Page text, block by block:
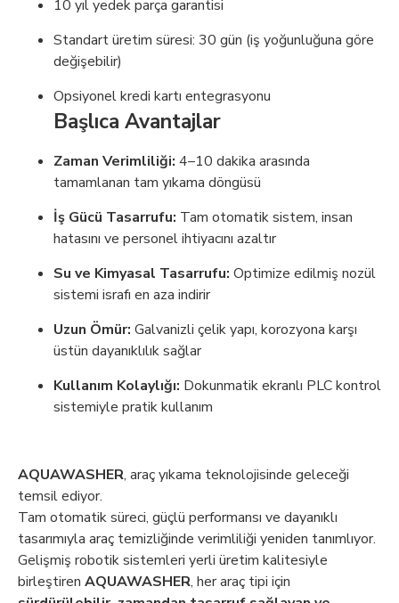
10 yıl yedek parça garantisi
Standart üretim süresi: 30 gün (iş yoğunluğuna göre
değişebilir)
Opsiyonel kredi kartı entegrasyonu
Başlıca Avantajlar
Zaman Verimliliği: 4–10 dakika arasında
tamamlanan tam yıkama döngüsü
İş Gücü Tasarrufu: Tam otomatik sistem, insan
hatasını ve personel ihtiyacını azaltır
Su ve Kimyasal Tasarrufu: Optimize edilmiş nozül
sistemi israfı en aza indirir
Uzun Ömür: Galvanizli çelik yapı, korozyona karşı
üstün dayanıklılık sağlar
Kullanım Kolaylığı: Dokunmatik ekranlı PLC kontrol
sistemiyle pratik kullanım
AQUAWASHER, araç yıkama teknolojisinde geleceği
temsil ediyor.
Tam otomatik süreci, güçlü performansı ve dayanıklı
tasarımıyla araç temizliğinde verimliliği yeniden tanımlıyor.
Gelişmiş robotik sistemleri yerli üretim kalitesiyle
birleştiren AQUAWASHER, her araç tipi için